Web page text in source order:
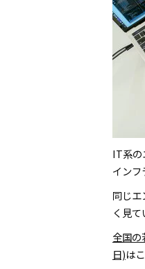
IT系の
インフ
同じエ
く見て
全国
日)は